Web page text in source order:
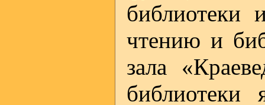
библиотеки
чтению и
зала